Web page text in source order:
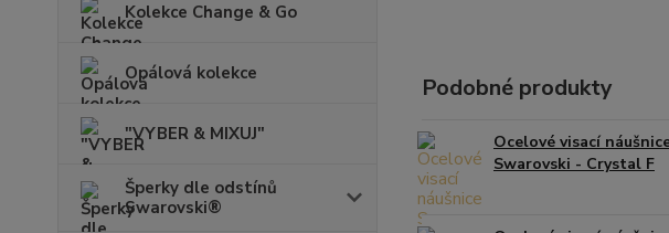
Kolekce Change & Go
Opálová kolekce
"VYBER & MIXUJ"
Šperky dle odstínů
Swarovski®
Podobné produkty
Ocelové visací
Swarovski - Crystal F